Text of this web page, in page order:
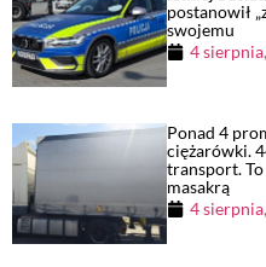
postanowił
swojemu
4
Ponad 4
ciężarówki.
transport. To
masakrą
4